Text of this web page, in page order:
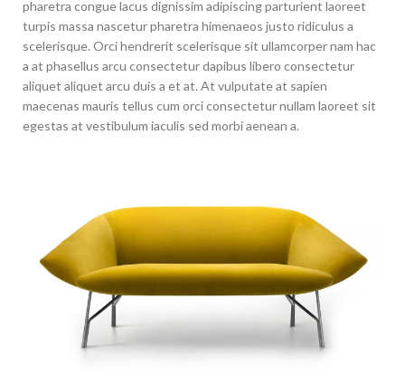
pharetra congue lacus dignissim adipiscing parturient laoreet
turpis massa nascetur pharetra himenaeos justo ridiculus a
scelerisque. Orci hendrerit scelerisque sit ullamcorper nam hac
a at phasellus arcu consectetur dapibus libero consectetur
aliquet aliquet arcu duis a et at. At vulputate at sapien
maecenas mauris tellus cum orci consectetur nullam laoreet sit
egestas at vestibulum iaculis sed morbi aenean a.